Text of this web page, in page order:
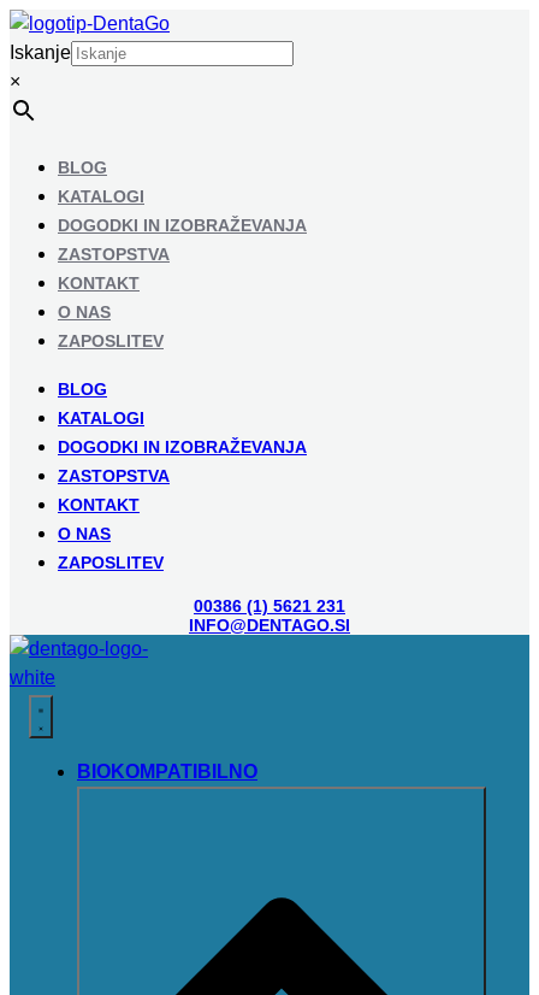
Iskanje
×
BLOG
KATALOGI
DOGODKI IN IZOBRAŽEVANJA
ZASTOPSTVA
KONTAKT
O NAS
ZAPOSLITEV
BLOG
KATALOGI
DOGODKI IN IZOBRAŽEVANJA
ZASTOPSTVA
KONTAKT
O NAS
ZAPOSLITEV
00386 (1) 5621 231
INFO@DENTAGO.SI
BIOKOMPATIBILNO